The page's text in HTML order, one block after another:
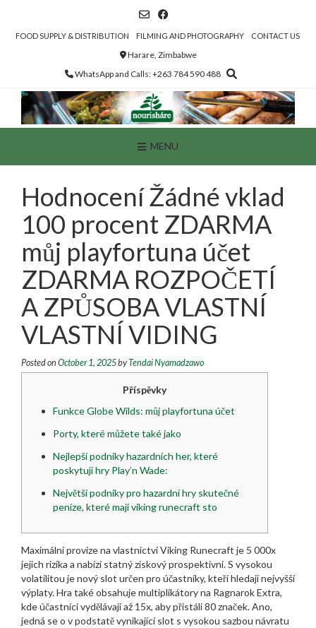
contentFOOD SUPPLY & DISTRIBUTION FILMING AND PHOTOGRAPHY CONTACT US
Harare, Zimbabwe
WhatsApp and Calls: +263 784 590 488
MENU
Hodnocení Žádné vklad
100 procent ZDARMA
můj playfortuna účet
ZDARMA ROZPOČETÍ
A ZPŮSOBA VLASTNÍ
VLASTNÍ VIDING
Posted on October 1, 2025byTendai Nyamadzawo
Příspěvky
Funkce Globe Wilds: můj playfortuna účet
Porty, které můžete také jako
Nejlepší podniky hazardních her, které
poskytují hry Play’n Wade:
Největší podniky pro hazardní hry skutečné
peníze, které mají viking runecraft sto
Maximální provize na vlastnictví Viking Runecraft je 5 000x
jejich rizika a nabízí statný ziskový prospektivní. S vysokou
volatilitou je nový slot určen pro účastníky, kteří hledají nejvyšší
výplaty. Hra také obsahuje multiplikátory na Ragnarok Extra,
kde účastníci vydělávají až 15x, aby přistáli 80 značek. Ano,
jedná se o v podstatě vynikající slot s vysokou sazbou návratu